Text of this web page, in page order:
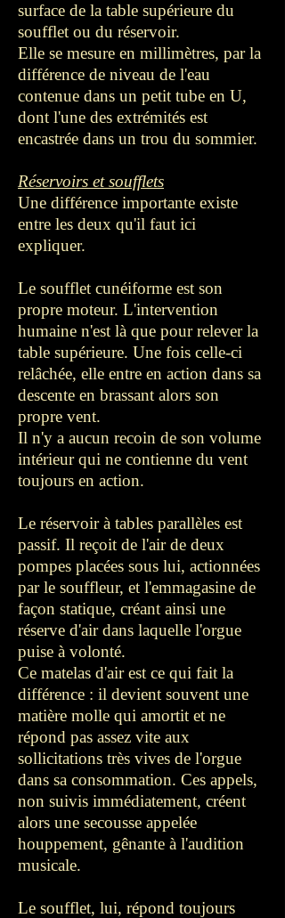
surface de la table supérieure du
soufflet ou du réservoir.
Elle se mesure en millimètres, par la
différence de niveau de l'eau
contenue dans un petit tube en U,
dont l'une des extrémités est
encastrée dans un trou du sommier.
Réservoirs et soufflets
Une différence importante existe
entre les deux qu'il faut ici
expliquer.
Le soufflet cunéiforme est son
propre moteur. L'intervention
humaine n'est là que pour relever la
table supérieure. Une fois celle-ci
relâchée, elle entre en action dans sa
descente en brassant alors son
propre vent.
Il n'y a aucun recoin de son volume
intérieur qui ne contienne du vent
toujours en action.
Le réservoir à tables parallèles est
passif. Il reçoit de l'air de deux
pompes placées sous lui, actionnées
par le souffleur, et l'emmagasine de
façon statique, créant ainsi une
réserve d'air dans laquelle l'orgue
puise à volonté.
Ce matelas d'air est ce qui fait la
différence : il devient souvent une
matière molle qui amortit et ne
répond pas assez vite aux
sollicitations très vives de l'orgue
dans sa consommation. Ces appels,
non suivis immédiatement, créent
alors une secousse appelée
houppement, gênante à l'audition
musicale.
Le soufflet, lui, répond toujours